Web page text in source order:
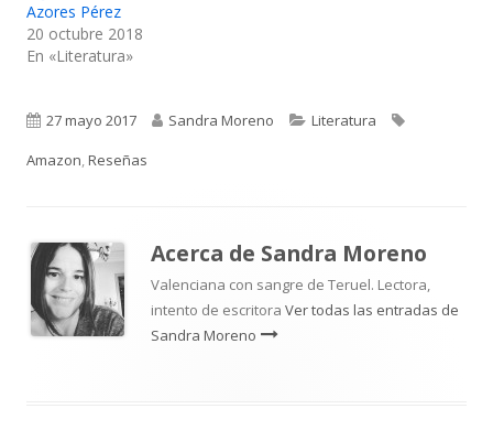
Azores Pérez
20 octubre 2018
En «Literatura»
Publicado
el
27 mayo 2017 Autor
Sandra Moreno Categorías
Literatura
Amazon,Reseñas
Acerca de Sandra Moreno
Valenciana con sangre de Teruel. Lectora,
intento de escritora Ver todas las entradas de
Sandra Moreno